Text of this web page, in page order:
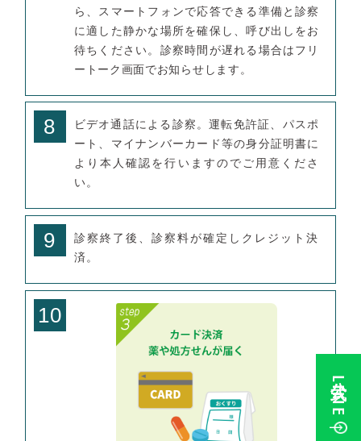
公式LINE
ら、スマートフォンで応答できる準備と診察
に適した静かな場所を確保し、呼び出しをお
待ちください。診察時間が遅れる場合はフリ
ートーク画面でお知らせします。
8
ビデオ通話による診察。運転免許証、パスポ
ート、マイナンバーカード等の身分証明書に
より本人確認を行いますのでご用意くださ
い。
9
診察終了後、診察料が確定しクレジット決
済。
10